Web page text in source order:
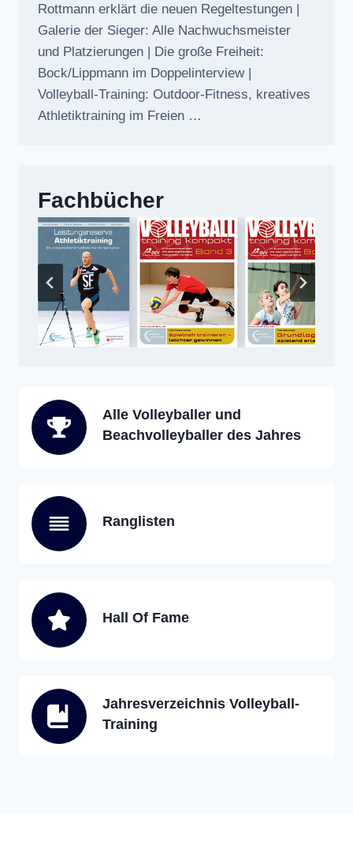
Rottmann erklärt die neuen Regeltestungen |
Galerie der Sieger: Alle Nachwuchsmeister
und Platzierungen | Die große Freiheit:
Bock/Lippmann im Doppelinterview |
Volleyball-Training: Outdoor-Fitness, kreatives
Athletiktraining im Freien …
Fachbücher
Alle Volleyballer und
Beachvolleyballer des Jahres
Ranglisten
Hall Of Fame
Jahresverzeichnis Volleyball-
Training